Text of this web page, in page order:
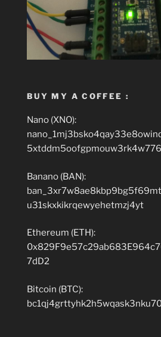
BUY MY A COFFEE :
Nano (XNO):
5xtddm5oofgpmouw3rk4w776
Banano (BAN):
u31skxkikrqewyehetmzj4yt
Ethereum (ETH):
7dD2
Bitcoin (BTC):